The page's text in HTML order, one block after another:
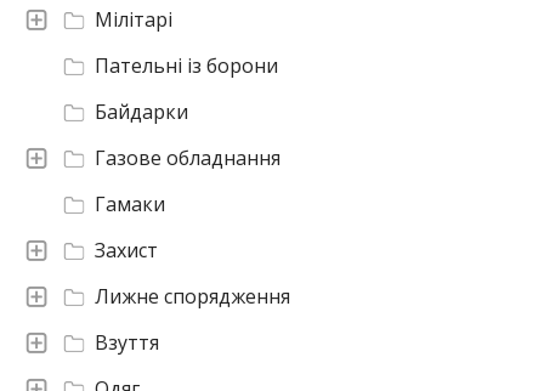
Взуття
Лижне спорядження
Захист
Гамаки
Газове обладнання
Байдарки
Пательні із борони
Мілітарі